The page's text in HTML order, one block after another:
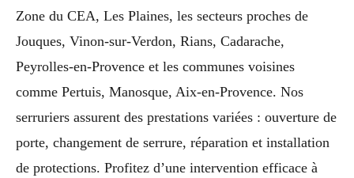
Zone du CEA, Les Plaines, les secteurs proches de
Jouques, Vinon-sur-Verdon, Rians, Cadarache,
Peyrolles-en-Provence et les communes voisines
comme Pertuis, Manosque, Aix-en-Provence. Nos
serruriers assurent des prestations variées : ouverture de
porte, changement de serrure, réparation et installation
de protections. Profitez d’une intervention efficace à